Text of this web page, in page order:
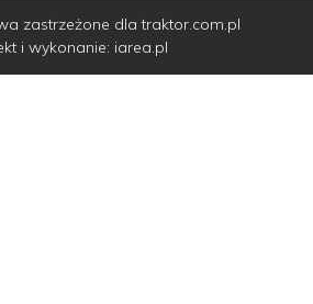
zastrzeżone dla traktor.com.pl
i wykonanie: iarea.pl